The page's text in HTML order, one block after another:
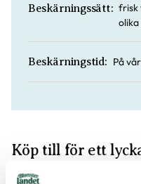
Beskärningssätt: frisk
Beskärningstid: På
Köp till för ett
2 för 120:-